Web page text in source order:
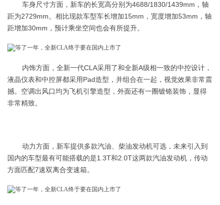
车身尺寸方面，新车的长宽高分别为4688/1830/1439mm，轴
距为2729mm。相比现款车型车长增加15mm，宽度增加53mm，轴
距增加30mm，预计乘坐空间也会有所提升。
内饰方面，全新一代CLA采用了和全新A级相一致的中控设计，
液晶仪表和中控屏都采用Pad造型，并组合在一起，视觉效果非常震
撼。空调出风口均为飞机引擎造型，外面还有一圈镀铬装饰，显得
非常精致。
动力方面，新车提供多款汽油、柴油发动机可选，未来引入到
国内的车型最有可能搭载的是1.3T和2.0T这两款汽油发动机，传动
方面匹配7速双离合变速箱。